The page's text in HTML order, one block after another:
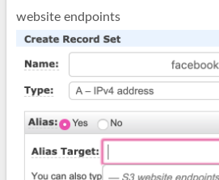
website endpoints